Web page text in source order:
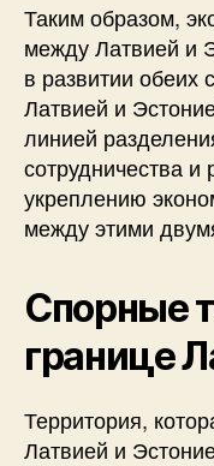
Таким образом,
между Латвией и
в развитии обеих
Латвией и
линией
сотрудничества и
укреплению
между этими
Спорные
границе
Территория,
Латвией и